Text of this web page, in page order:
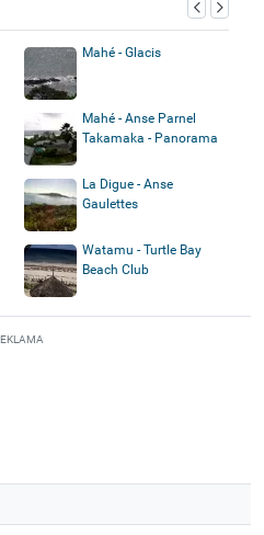
Mahé - Glacis
Mahé - Anse Parnel
Takamaka - Panorama
La Digue - Anse
Gaulettes
Watamu - Turtle Bay
Beach Club